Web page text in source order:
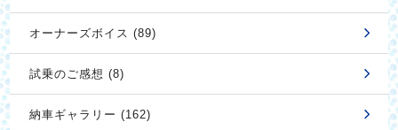
オーナーズボイス (89)
試乗のご感想 (8)
納車ギャラリー (162)